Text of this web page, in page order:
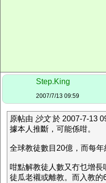
Step.King
2007/7/13 09:59
原帖由 沙文於 2007-7-13
據本人推斷，可能係咁。
全球教徒數目20億，而每年
咁點解教徒人數又冇乜增
徒瓜老襯或離教。而入教